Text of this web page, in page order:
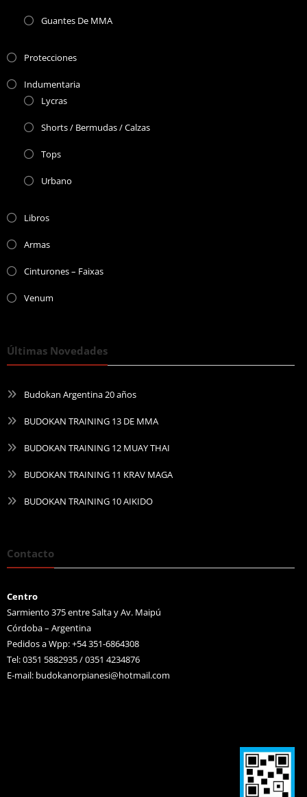
Guantes De MMA
Protecciones
Indumentaria
Lycras
Shorts / Bermudas / Calzas
Tops
Urbano
Libros
Armas
Cinturones – Faixas
Venum
Últimas Novedades
Budokan Argentina 20 años
BUDOKAN TRAINING 13 DE MMA
BUDOKAN TRAINING 12 MUAY THAI
BUDOKAN TRAINING 11 KRAV MAGA
BUDOKAN TRAINING 10 AIKIDO
Contacto
Centro
Sarmiento 375 entre Salta y Av. Maipú
Córdoba – Argentina
Pedidos a Wpp: +54 351-6864308
Tel: 0351 5882935 / 0351 4234876
E-mail: budokanorpianesi@hotmail.com